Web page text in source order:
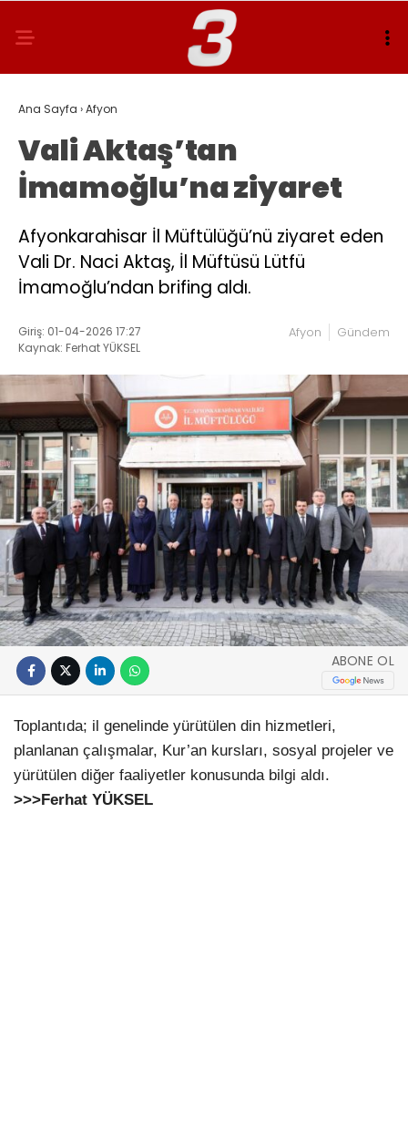
Ana Sayfa ›Afyon
Vali Aktaş’tan
İmamoğlu’na ziyaret
Afyonkarahisar İl Müftülüğü’nü ziyaret eden
Vali Dr. Naci Aktaş, İl Müftüsü Lütfü
İmamoğlu’ndan brifing aldı.
Giriş: 01-04-2026 17:27
Kaynak: Ferhat YÜKSEL
Afyon Gündem
ABONE OL
Toplantıda; il genelinde yürütülen din hizmetleri,
planlanan çalışmalar, Kur’an kursları, sosyal projeler ve
yürütülen diğer faaliyetler konusunda bilgi aldı.
>>>Ferhat YÜKSEL